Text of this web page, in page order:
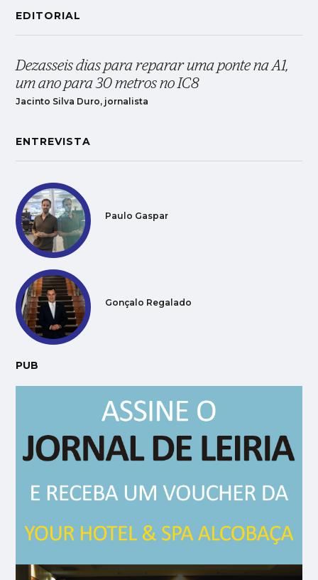
EDITORIAL
Dezasseis dias para reparar uma ponte na A1,
um ano para 30 metros no IC8
Jacinto Silva Duro, jornalista
ENTREVISTA
Paulo Gaspar
Gonçalo Regalado
PUB